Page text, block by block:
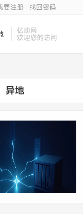
要注册 找回密码
亿动网
欢迎您的访问
异地